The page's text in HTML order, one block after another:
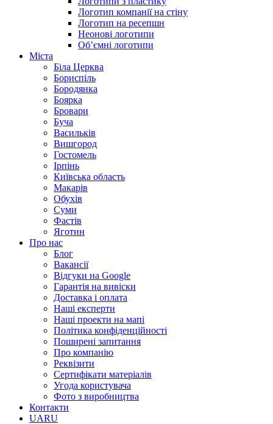
Логотип компанії на стіну
Логотип на ресепшн
Неонові логотипи
Об’ємні логотипи
Міста
Біла Церква
Бориспіль
Бородянка
Боярка
Бровари
Буча
Васильків
Вишгород
Гостомель
Ірпінь
Київська область
Макарів
Обухів
Суми
Фастів
Яготин
Про нас
Блог
Вакансії
Відгуки на Google
Гарантія на вивіски
Доставка і оплата
Наші експерти
Наші проекти на мапі
Політика конфіденційності
Поширені запитання
Про компанію
Реквізити
Сертифікати матеріалів
Угода користувача
Фото з виробництва
Контакти
UARU